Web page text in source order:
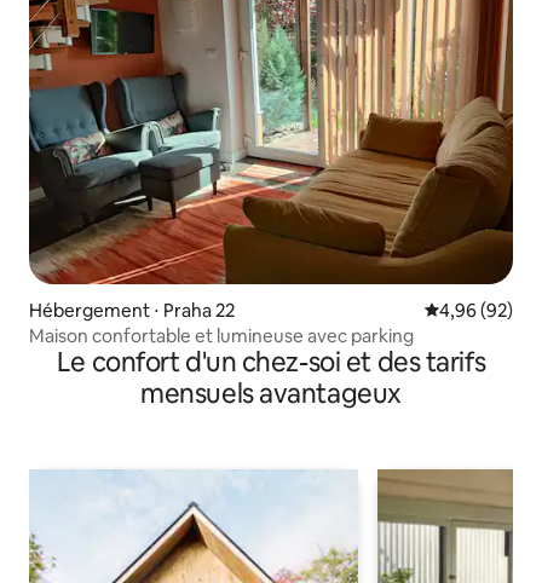
Hébergement ⋅ Praha 22 Évaluation
4,96 (92)
Maison confortable et lumineuse avec parking
Le confort d'un chez-soi et des tarifs
mensuels avantageux